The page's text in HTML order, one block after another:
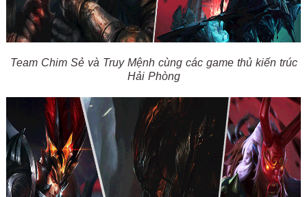
Team Chim Sẻ và Truy Mệnh cùng các game thủ kiến trúc
Hải Phòng